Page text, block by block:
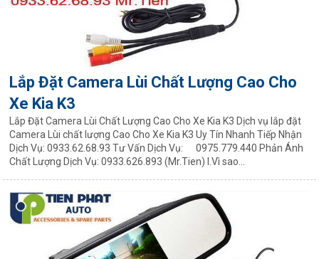
Lắp Đặt Camera Lùi Chất Lượng Cao Cho
Xe Kia K3
Lắp Đặt Camera Lùi Chất Lượng Cao Cho Xe Kia K3 Dịch vụ lắp đặt
Camera Lùi chất lượng Cao Cho Xe Kia K3 Uy Tín Nhanh Tiếp Nhận
Dịch Vụ: 0933.62.68.93 Tư Vấn Dịch Vụ: 0975.779.440 Phản Ánh
Chất Lượng Dịch Vụ: 0933.626.893 (Mr.Tien) I.Vì sao...